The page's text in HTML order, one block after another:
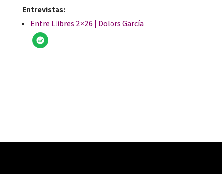
Entrevistas:
Entre Llibres 2×26 | Dolors García